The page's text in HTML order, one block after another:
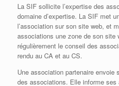
La SIF sollicite l’expertise des
domaine d’expertise. La SIF met
l’association sur son site web, et
associations une zone de son site
régulièrement le conseil des
rendu au CA et au CS.
Une association partenaire envoie
des associations. Elle informe